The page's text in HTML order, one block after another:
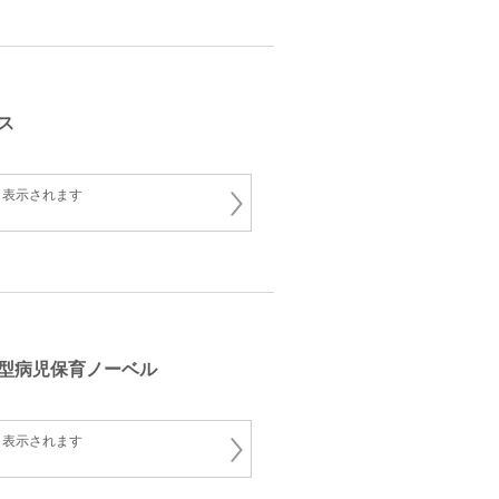
示されます
病児保育ノーベル
示されます